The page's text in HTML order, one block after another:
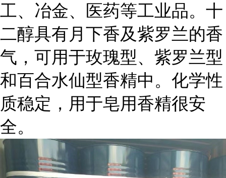
工、冶金、医药等工业品。十
二醇具有月下香及紫罗兰的香
气，可用于玫瑰型、紫罗兰型
和百合水仙型香精中。化学性
质稳定，用于皂用香精很安
全。